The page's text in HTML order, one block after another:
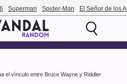
Superman Spider-Man El Señor de los
el vínculo entre Bruce Wayne y Riddler